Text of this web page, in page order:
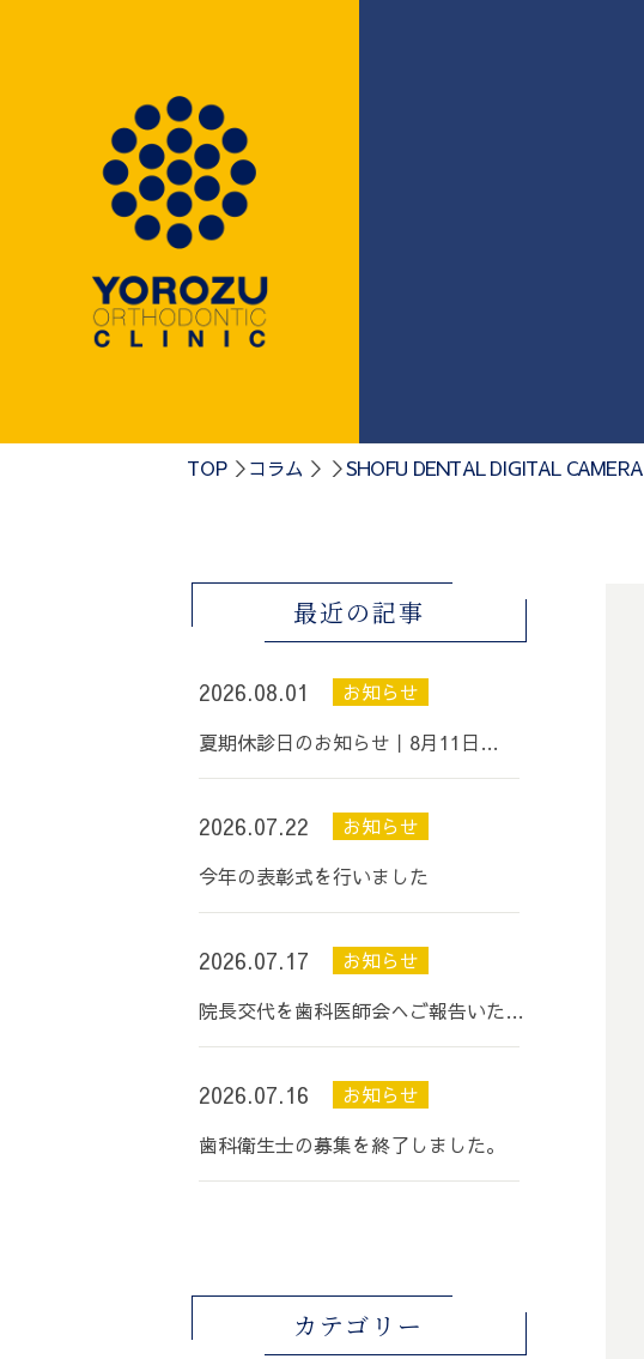
TOP コラム SHOFU DENTAL DIGITAL CAMERA
最近の記事
2026.08.01
お知らせ
夏期休診日のお知らせ丨8月11日…
2026.07.22
お知らせ
今年の表彰式を行いました
2026.07.17
お知らせ
院長交代を歯科医師会へご報告いた…
2026.07.16
お知らせ
歯科衛生士の募集を終了しました。
カテゴリー